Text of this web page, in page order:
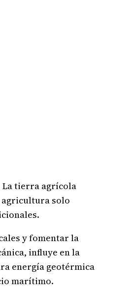
tierra agrícola
agricultura solo
y fomentar la
influye en la
energía geotérmica
marítimo.